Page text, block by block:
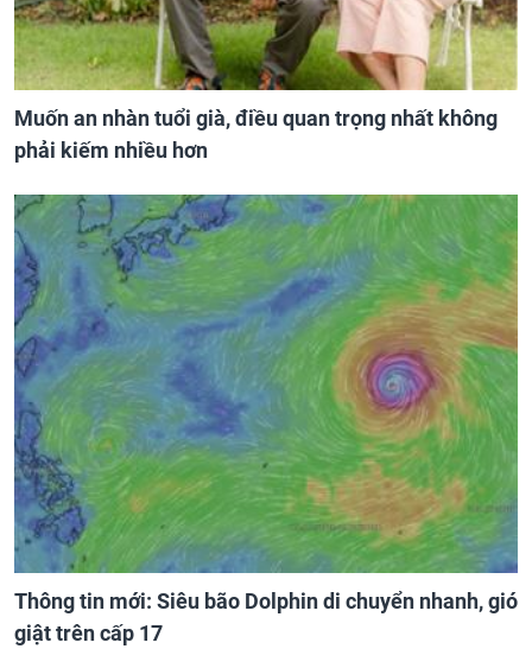
Muốn an nhàn tuổi già, điều quan trọng nhất không
phải kiếm nhiều hơn
Thông tin mới: Siêu bão Dolphin di chuyển nhanh, gió
giật trên cấp 17